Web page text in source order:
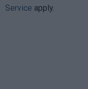
Service apply.